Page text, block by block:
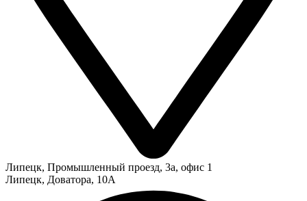
Липецк, Промышленный проезд, 3а, офис 1
Липецк, Доватора, 10А